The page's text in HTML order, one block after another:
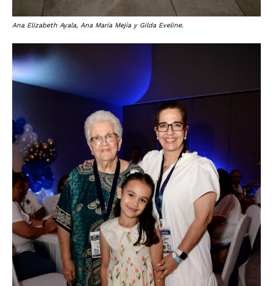
Ana Elizabeth Ayala, Ana María Mejía y Gilda Eveline.